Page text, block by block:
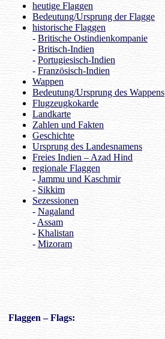
heutige Flaggen
Bedeutung/Ursprung der Flagge
historische Flaggen
- Britische Ostindienkompanie
- Britisch-Indien
- Portugiesisch-Indien
- Französisch-Indien
Wappen
Bedeutung/Ursprung des Wappens
Flugzeugkokarde
Landkarte
Zahlen und Fakten
Geschichte
Ursprung des Landesnamens
Freies Indien – Azad Hind
regionale Flaggen
- Jammu und Kaschmir
- Sikkim
Sezessionen
- Nagaland
- Assam
- Khalistan
- Mizoram
Flaggen – Flags: